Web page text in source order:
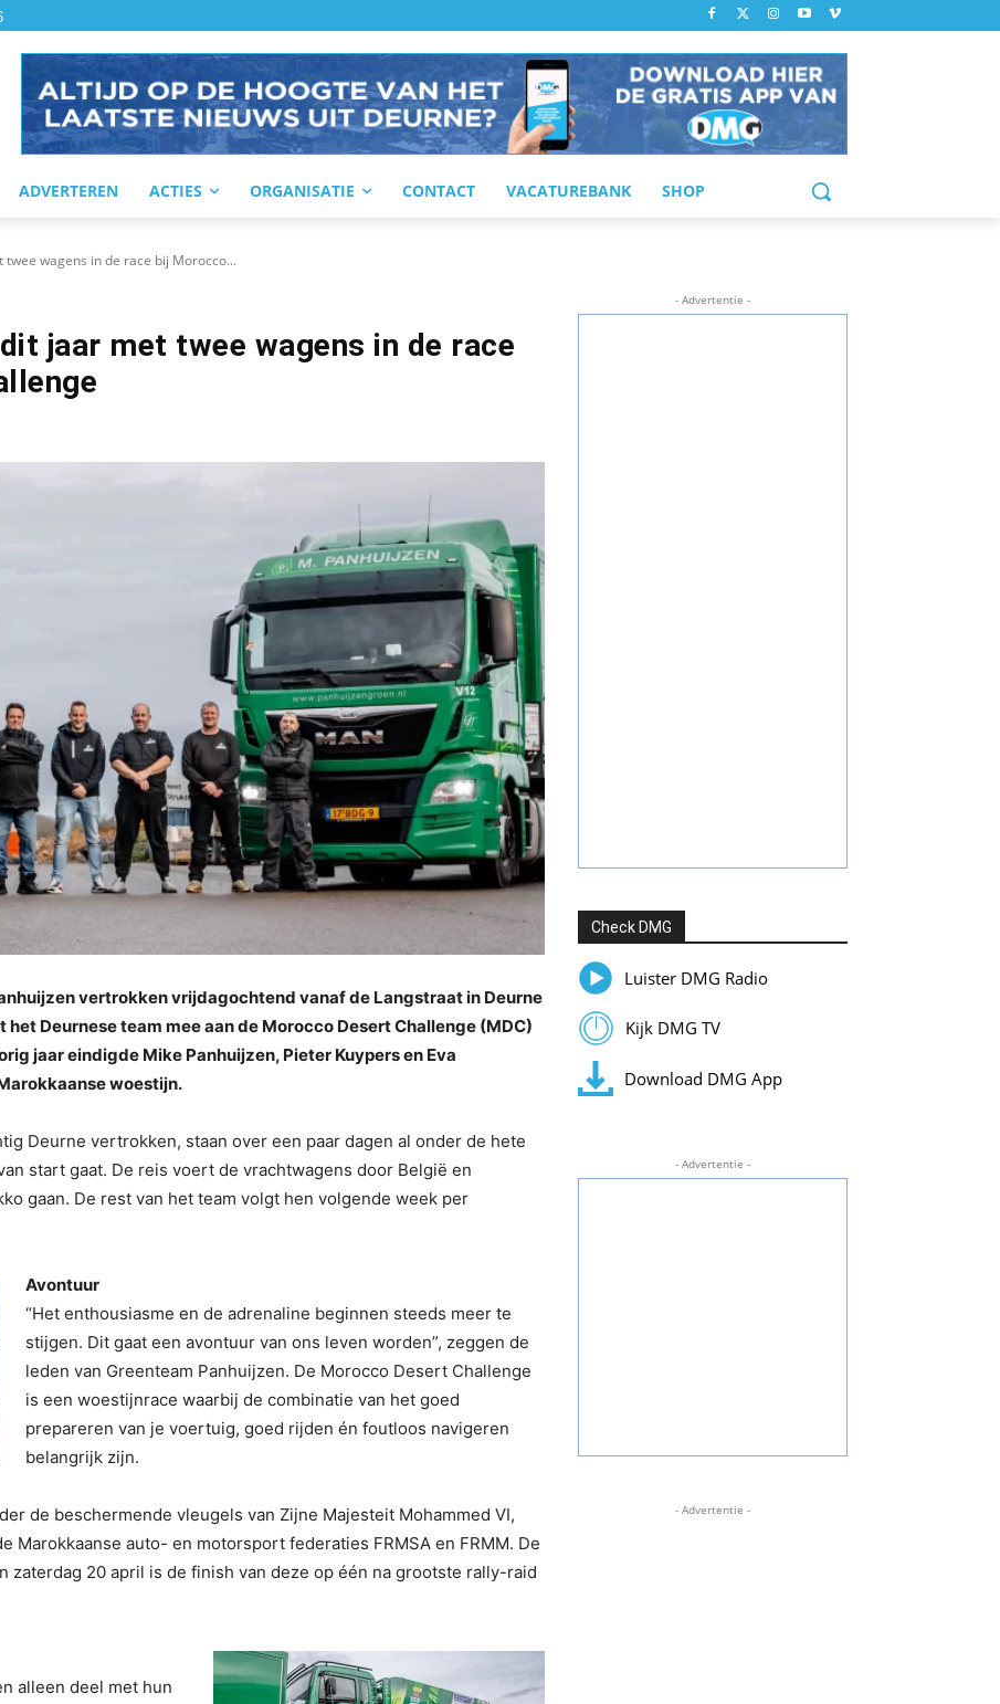
ADVERTEREN ACTIES ORGANISATIE CONTACT VACATUREBANK SHOP
wagens in de race bij Morocco...
jaar met twee wagens in de race
vertrokken vrijdagochtend vanaf de Langstraat in Deurne
Deurnese team mee aan de Morocco Desert Challenge (MDC)
jaar eindigde Mike Panhuijzen, Pieter Kuypers en Eva
woestijn.
Deurne vertrokken, staan over een paar dagen al onder de hete
start gaat. De reis voert de vrachtwagens door België en
gaan. De rest van het team volgt hen volgende week per
Avontuur
“Het enthousiasme en de adrenaline beginnen steeds meer te
stijgen. Dit gaat een avontuur van ons leven worden”, zeggen de
leden van Greenteam Panhuijzen. De Morocco Desert Challenge
is een woestijnrace waarbij de combinatie van het goed
prepareren van je voertuig, goed rijden én foutloos navigeren
belangrijk zijn.
de beschermende vleugels van Zijne Majesteit Mohammed VI,
Marokkaanse auto- en motorsport federaties FRMSA en FRMM. De
zaterdag 20 april is de finish van deze op één na grootste rally-raid
alleen deel met hun
- Advertentie -
Check DMG
Luister DMG Radio
Kijk DMG TV
Download DMG App
- Advertentie -
- Advertentie -